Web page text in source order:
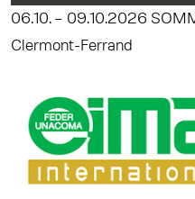
06.10. – 09.10.2026
Clermont-Ferrand